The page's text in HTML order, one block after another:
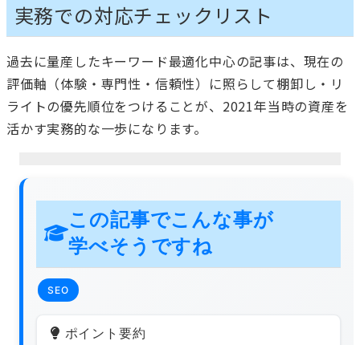
実務での対応チェックリスト
過去に量産したキーワード最適化中心の記事は、現在の
評価軸（体験・専門性・信頼性）に照らして棚卸し・リ
ライトの優先順位をつけることが、2021年当時の資産を
活かす実務的な一歩になります。
この記事でこんな事が
学べそうですね
SEO
ポイント要約